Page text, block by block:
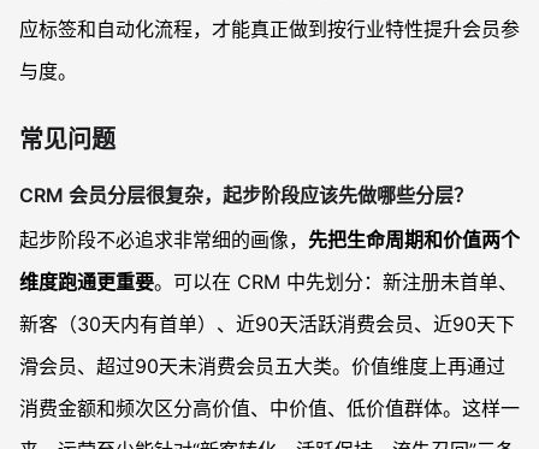
应标签和自动化流程，才能真正做到按行业特性提升会员参
与度。
常见问题
CRM 会员分层很复杂，起步阶段应该先做哪些分层？
起步阶段不必追求非常细的画像， 先把生命周期和价值两个
维度跑通更重要。可以在 CRM 中先划分：新注册未首单、
新客（30天内有首单）、近90天活跃消费会员、近90天下
滑会员、超过90天未消费会员五大类。价值维度上再通过
消费金额和频次区分高价值、中价值、低价值群体。这样一